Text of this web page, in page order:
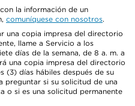
la información de un
comuníquese con nosotros.
una copia impresa del directorio
llame a Servicio a los
días de la semana, de 8 a. m. a
una copia impresa del directorio
(3) días hábiles después de su
preguntar si su solicitud de una
o si es una solicitud permanente